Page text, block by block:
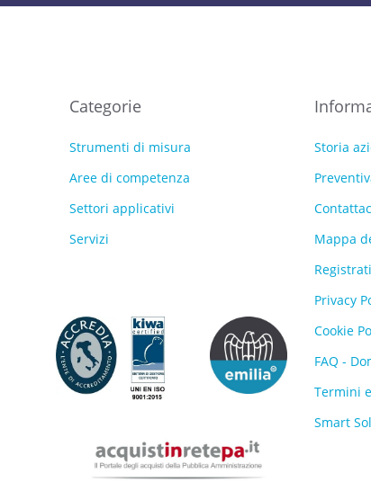
Categorie
Strumenti di misura
Aree di competenza
Settori applicativi
Servizi
Storia
Mappa
Registrati
Privacy
Cookie
FAQ -
Termini
Smart